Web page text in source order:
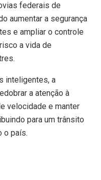
federais de
aumentar a segurança
e ampliar o controle
a vida de
inteligentes, a
a atenção à
velocidade e manter
para um trânsito
o país.